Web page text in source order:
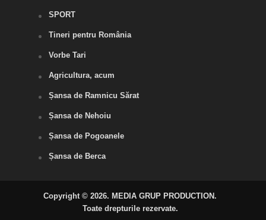
SPORT
Tineri pentru România
Vorbe Tari
Agricultura, acum
Șansa de Ramnicu Sărat
Șansa de Nehoiu
Șansa de Pogoanele
Șansa de Berca
Copyright © 2026. MEDIA GRUP PRODUCTION.
Toate drepturile rezervate.